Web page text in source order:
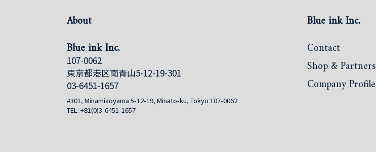
About
Blue ink Inc.
107-0062
東京都港区南青山5-12-19-301
03-6451-1657
#301, Minamiaoyama 5-12-19, Minato-ku, Tokyo 107-0062
TEL: +81(0)3-6451-1657
Blue ink Inc.
Contact
Shop & Partners
Company Profile